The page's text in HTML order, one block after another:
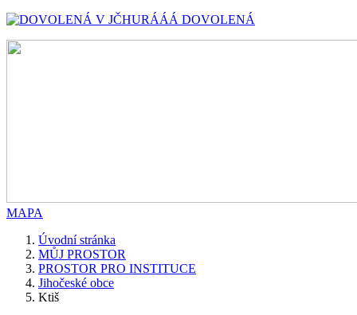
HURÁÁÁ DOVOLENÁ
MAPA
Úvodní stránka
MŮJ PROSTOR
PROSTOR PRO INSTITUCE
Jihočeské obce
Ktiš